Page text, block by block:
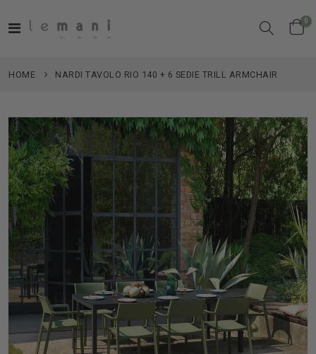
Toggle
Cart
0
HOME NARDI TAVOLO RIO 140 + 6 SEDIE TRILL ARMCHAIR
Vai
alla
fine
della
galleria
di
immagini